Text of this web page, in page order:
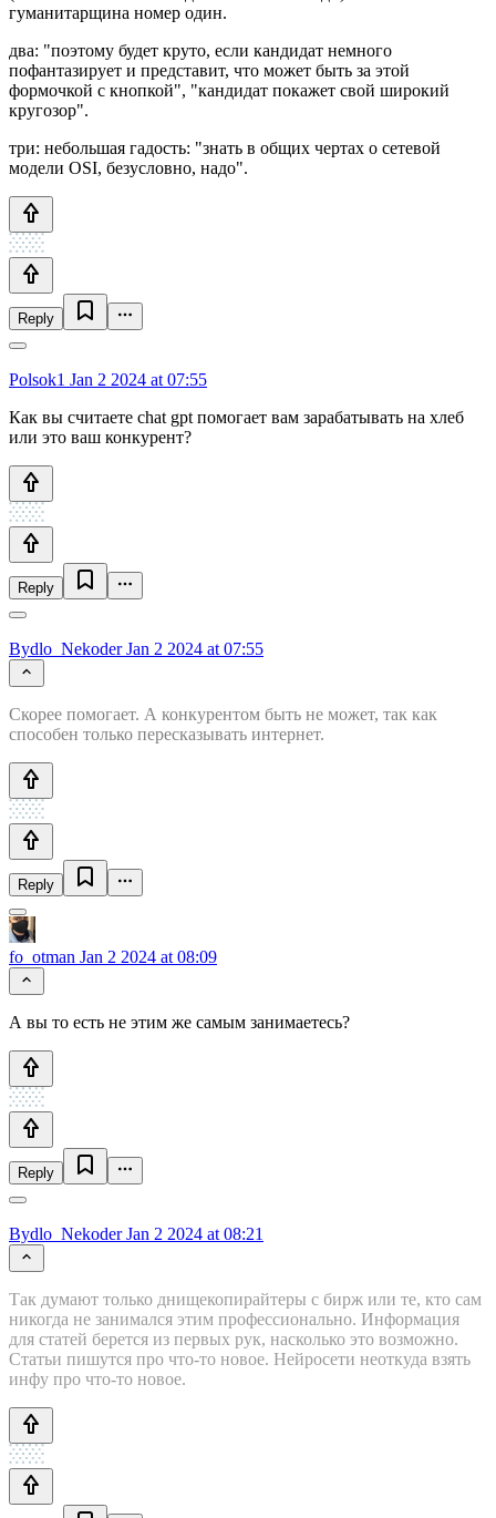
гуманитарщина номер один.
два: "поэтому будет круто, если кандидат немного
пофантазирует и представит, что может быть за этой
формочкой с кнопкой", "кандидат покажет свой широкий
кругозор".
три: небольшая гадость: "знать в общих чертах о сетевой
модели OSI, безусловно, надо".
Reply
Polsok1 Jan 2 2024 at 07:55
Как вы считаете chat gpt помогает вам зарабатывать на хлеб
или это ваш конкурент?
Reply
Bydlo_NekoderJan 2 2024 at 07:55
Скорее помогает. А конкурентом быть не может, так как
способен только пересказывать интернет.
Reply
fo_otman Jan 2 2024 at 08:09
А вы то есть не этим же самым занимаетесь?
Reply
Bydlo_NekoderJan 2 2024 at 08:21
Так думают только днищекопирайтеры с бирж или те, кто сам
никогда не занимался этим профессионально. Информация
для статей берется из первых рук, насколько это возможно.
Статьи пишутся про что-то новое. Нейросети неоткуда взять
инфу про что-то новое.